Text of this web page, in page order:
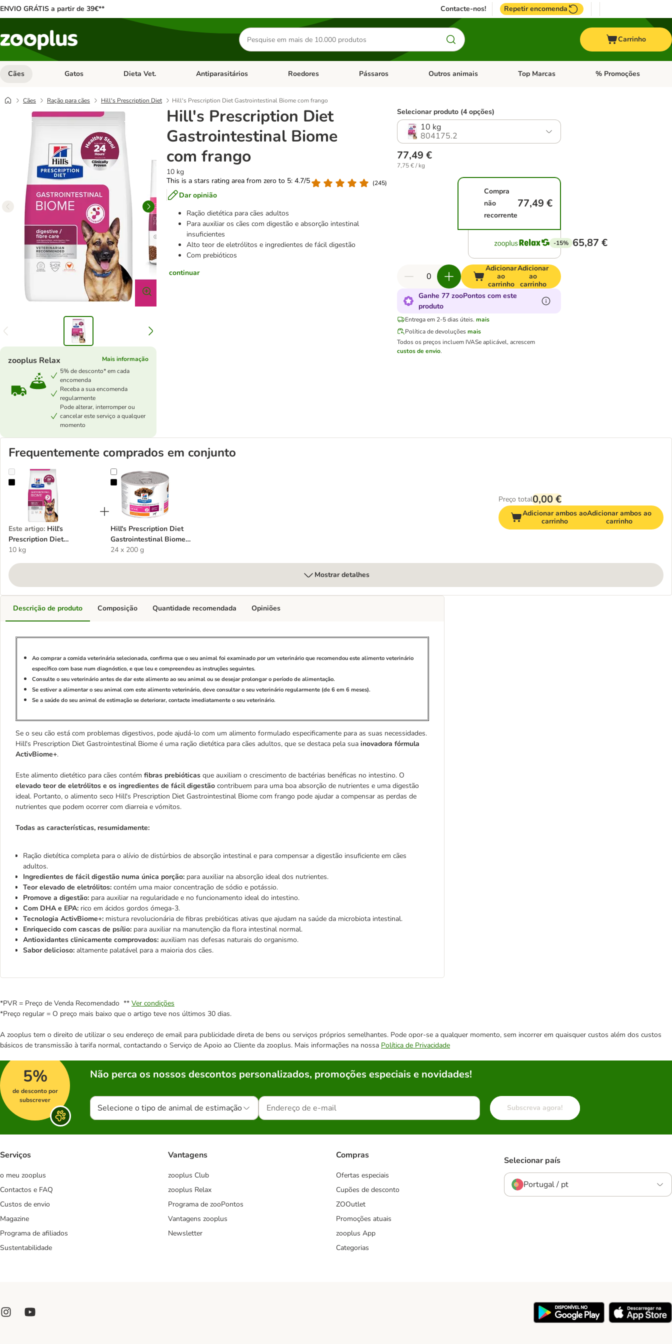
ENVIO GRÁTIS a partir de 39€** Contacte-nos! Repetir encomenda
Pesquisar
produtos
Carrinho
Cães Abrir menu de categoria: Cães
Gatos Abrir menu de categoria: Gatos
Dieta Vet. Abrir menu de categoria: Dieta Vet.
Antiparasitários Abrir menu de categoria: Antiparasitários
Roedores Abrir menu de categoria: Roedores
Pássaros Abrir menu de categoria: Pássaros
Outros animais Abrir menu de categoria: Outros animais
Top Marcas Abrir menu de categoria:
% Promoções
Cães Ração para cães Hill's Prescription Diet Hill's Prescription Diet Gastrointestinal Biome com frango
Hill's Prescription Diet
Gastrointestinal Biome
com frango
10 kg
This is a stars rating area from zero to 5: 4.7/5
(245)
Dar opinião
Ração dietética para cães adultos
Para auxiliar os cães com digestão e absorção intestinal
insuficientes
Alto teor de eletrólitos e ingredientes de fácil digestão
Com prebióticos
continuar
zooplus Relax
Mais informação
5% de desconto* em cada
encomenda
Receba a sua encomenda
regularmente
Pode alterar, interromper ou
cancelar este serviço a qualquer
momento
Selecionar produto (4 opções)
10 kg
804175.2
77,49 €
7,75 € / kg
Compra
não
recorrente
77,49 €
-15% 65,87 €
Adicionar
ao
carrinho
Adicionar
ao
carrinho
Ganhe 77 zooPontos com este
produto
Entrega em 2-5 dias úteis. mais
Política de devoluçõesmais
Todos os preços incluem IVASe aplicável, acrescem
custos de envio.
Frequentemente comprados em conjunto
Hill's Prescription Diet Gastrointestinal Biome com frango
Este artigo: Hill's
Prescription Diet
Gastrointestinal Biome
10 kg
Hill's Prescription Diet Gastrointestinal Biome com frango para cães
Hill's Prescription Diet
Gastrointestinal Biome
com frango para cães
24 x 200 g
Preço total0,00 €
Adicionar ambos ao
carrinho
Adicionar ambos ao
carrinho
Mostrar detalhes
Descrição de produto
Ao comprar a comida veterinária selecionada, confirma que o seu animal foi examinado por um veterinário que recomendou este alimento veterinário
específico com base num diagnóstico, e que leu e compreendeu as instruções seguintes.
Consulte o seu veterinário antes de dar este alimento ao seu animal ou se desejar prolongar o período de alimentação.
Se estiver a alimentar o seu animal com este alimento veterinário, deve consultar o seu veterinário regularmente (de 6 em 6 meses).
Se a saúde do seu animal de estimação se deteriorar, contacte imediatamente o seu veterinário.
Se o seu cão está com problemas digestivos, pode ajudá-lo com um alimento formulado especificamente para as suas necessidades.
Hill's Prescription Diet Gastrointestinal Biome é uma ração dietética para cães adultos, que se destaca pela sua inovadora fórmula
ActivBiome+.
Este alimento dietético para cães contém fibras prebióticas que auxiliam o crescimento de bactérias benéficas no intestino. O
elevado teor de eletrólitos e os ingredientes de fácil digestão contribuem para uma boa absorção de nutrientes e uma digestão
ideal. Portanto, o alimento seco Hill's Prescription Diet Gastrointestinal Biome com frango pode ajudar a compensar as perdas de
nutrientes que podem ocorrer com diarreia e vómitos.
Todas as características, resumidamente:
Ração dietética completa para o alívio de distúrbios de absorção intestinal e para compensar a digestão insuficiente em cães
adultos.
Ingredientes de fácil digestão numa única porção: para auxiliar na absorção ideal dos nutrientes.
Teor elevado de eletrólitos: contém uma maior concentração de sódio e potássio.
Promove a digestão: para auxiliar na regularidade e no funcionamento ideal do intestino.
Com DHA e EPA: rico em ácidos gordos ómega-3.
Tecnologia ActivBiome+: mistura revolucionária de fibras prebióticas ativas que ajudam na saúde da microbiota intestinal.
Enriquecido com cascas de psílio: para auxiliar na manutenção da flora intestinal normal.
Antioxidantes clinicamente comprovados: auxiliam nas defesas naturais do organismo.
Sabor delicioso: altamente palatável para a maioria dos cães.
Composição Quantidade recomendada Opiniões
*PVR = Preço de Venda Recomendado ** Ver condições
*Preço regular = O preço mais baixo que o artigo teve nos últimos 30 dias.
A zooplus tem o direito de utilizar o seu endereço de email para publicidade direta de bens ou serviços próprios semelhantes. Pode opor-se a qualquer momento, sem incorrer em quaisquer custos além dos custos
básicos de transmissão à tarifa normal, contactando o Serviço de Apoio ao Cliente da zooplus. Mais informações na nossa Política de Privacidade
5%
de desconto por
subscrever
Não perca os nossos descontos personalizados, promoções especiais e novidades!
Selecione o tipo de animal de estimação Subscreva agora!
Serviços
o meu zooplus
Contactos e FAQ
Custos de envio
Magazine
Programa de afiliados
Sustentabilidade
Vantagens
zooplus Club
zooplus Relax
Programa de zooPontos
Vantagens zooplus
Newsletter
Compras
Ofertas especiais
Cupões de desconto
ZOOutlet
Promoções atuais
zooplus App
Categorias
Selecionar país
Portugal / pt